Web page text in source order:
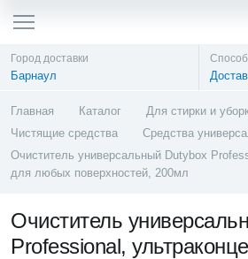
Город доставки
Барнаул
Способ
Главная Каталог
Для стирки и
Чистящие средства
Средства
Очиститель универсальный Dutybox
для любых поверхностей, 200мл
Очиститель
Professional,